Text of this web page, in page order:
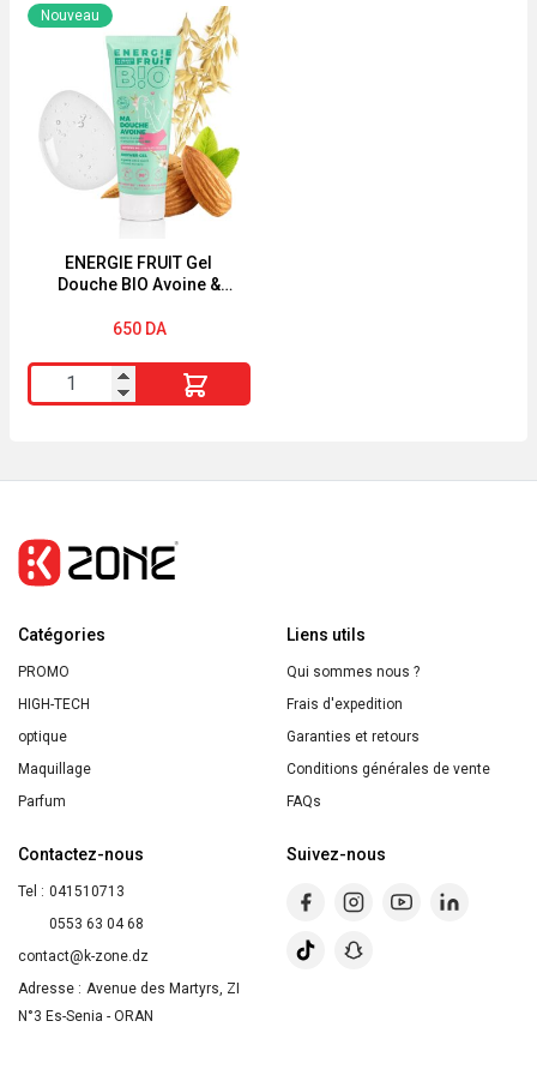
Gel
BIO
Aloe
Vera
Verveine
ENERGIE FRUIT Gel
Douche BIO Avoine &
Nouveau
650 DA
quantité
de
Douche
BIO
&
Amande
Douce
200ml
Catégories
PROMO
HIGH-TECH
optique
Maquillage
Parfum
Liens utils
Qui sommes nous ?
Frais d'expedition
Garanties et retours
Conditions générales de vente
FAQs
Contactez-nous
Tel : 041510713
0553 63 04 68
contact@k-zone.dz
Adresse : Avenue des Martyrs, ZI
N°3 Es-Senia - ORAN
Suivez-nous